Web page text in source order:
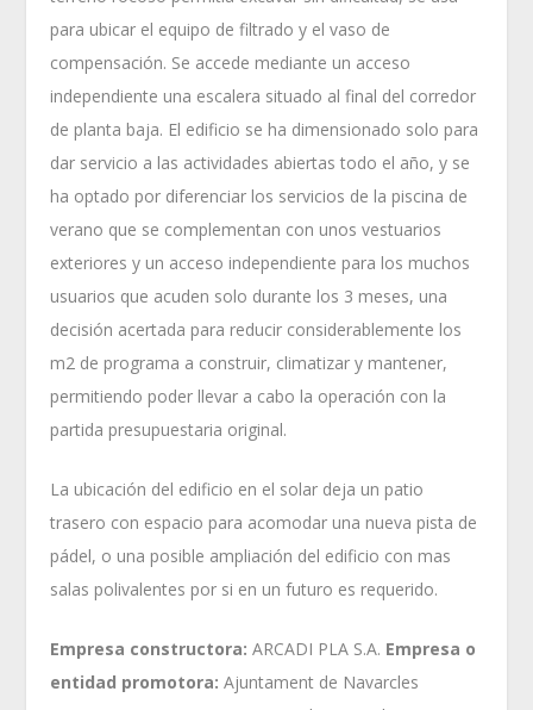
para ubicar el equipo de filtrado y el vaso de
compensación. Se accede mediante un acceso
independiente una escalera situado al final del corredor
de planta baja. El edificio se ha dimensionado solo para
dar servicio a las actividades abiertas todo el año, y se
ha optado por diferenciar los servicios de la piscina de
verano que se complementan con unos vestuarios
exteriores y un acceso independiente para los muchos
usuarios que acuden solo durante los 3 meses, una
decisión acertada para reducir considerablemente los
m2 de programa a construir, climatizar y mantener,
permitiendo poder llevar a cabo la operación con la
partida presupuestaria original.
La ubicación del edificio en el solar deja un patio
trasero con espacio para acomodar una nueva pista de
pádel, o una posible ampliación del edificio con mas
salas polivalentes por si en un futuro es requerido.
Empresa constructora: ARCADI PLA S.A. Empresa o
entidad promotora: Ajuntament de Navarcles